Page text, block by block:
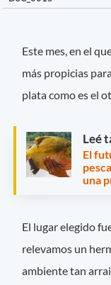
Este mes, en el
más propicias
plata como es el
Leé
El
una
El lugar elegido
relevamos un
ambiente tan